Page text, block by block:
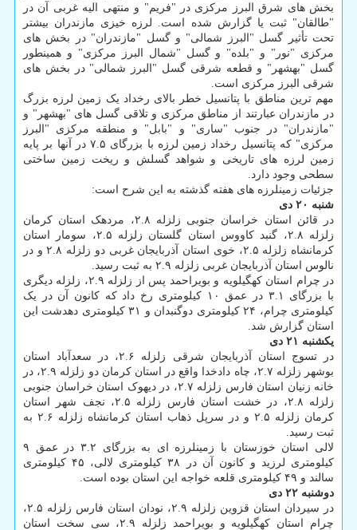
بخش های شرق البرز مرکزی در "فریم" و منتهی الیه غربی آن در
"طالقان" ثبت یا گزارش شده است. لرزه خیزی مازندران بیشتر
تحت تأثیر گسل "البرز شمالی" و گسل "مازندران" در بخش های
مرکزی "نور" و "بلده" و گسل "شمال البرز مرکزی" و همینطور
گسل "بهشهر" و قطعه شرقی گسل "البرز شمالی" در بخش های
شرقی البرز مرکزی است.
مهم ترین مناطق با پتانسیل خطر بالای رخداد یک زمین لرزه بزرگ
در مازندران عبارتند از مناطق مرکزی و تلاقی گسل های "بهشهر" و
"مازندران" در جنوب "ساری" و "بابل" و منطقه مرکزی "البرز
مرکزی" که پتانسیل رخداد زمین لرزه با بزرگای ۷.۵ در آنها بر پایه
زمین لرزه های تاریخی و شواهد گسلش و ریخت زمین ساختی
سطحی وجود دارد.
جزئیات زمینلرزه های هفته گذشته به این شرح است:
شنبه ۲۰ دی
در قائن استان خراسان جنوبی زلزله ۲.۸، مردهک استان کرمان
زلزله ۲.۸، گنبد کاووس استان گلستان زلزله ۲.۵، سومار استان
کرمانشاه زلزله ۲.۵، خوی استان آذربایجان غربی دو زلزله ۲.۸ و در
نالوس استان آذربایجان غربی زلزله ۲.۹ به ثبت رسید.
در چرام استان کهگیلویه و بویراحمد پس از زلزله ۲.۹، زلزله دیگری
با بزرگای ۳.۱ در عمق ۱۰ کیلومتری رخ داد که کانون آن در یک
کیلومتری چرام، ۲۴ کیلومتری دوگنبدان و ۳۱ کیلومتری دهدشت این
استان گزارش شد.
یکشنبه ۲۱ دی
در تسوج استان آذربایجان شرقی زلزله ۲.۶، در سعدآباد استان
بوشهر زلزله ۲.۷، چاه دادخدا واقع در استان کرمان دو زلزله ۲.۹، در
خانه زنیان استان فارس زلزله ۲.۷، در دیهوک استان خراسان جنوبی
زلزله ۲.۸، در خشت استان فارس زلزله ۲.۵، نجف شهر استان
کرمان زلزله ۲.۵ و در سرپل ذهاب استان کرمانشاه زلزله ۲.۶ به
ثبت رسید.
لالی استان خوزستان با زمینلرزه ای به بزرگای ۳.۲ در عمق ۹
کیلومتری لرزید و کانون آن در ۳۸ کیلومتری لالی، ۴۵ کیلومتری
سالند و ۴۹ کیلومتری قلعه خواجه این استان بوده است.
دوشنبه ۲۲ دی
در سیردان استان قزوین زلزله ۲.۹، نودان استان فارس زلزله ۲.۵،
چرام استان کهگیلویه و بویراحمد زلزله ۲.۹، سی سخت استان